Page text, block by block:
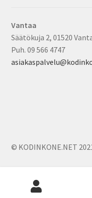
Vantaa
Säätökuja 2, 01520
Puh. 09 566 4747
© KODINKONE.NET
Products
search